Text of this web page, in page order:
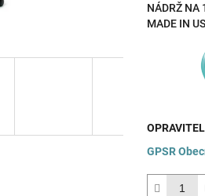
NÁDRŽ NA
MADE IN
GPSR